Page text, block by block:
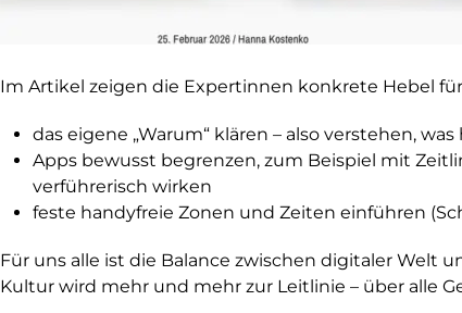
Im Artikel zeigen die Expertinnen konkrete Hebel
das eigene „Warum“ klären – also verstehen,
Apps bewusst begrenzen, zum Beispiel mit
verführerisch wirken
feste handyfreie Zonen und Zeiten einführen
Für uns alle ist die Balance zwischen digitaler Welt
Kultur wird mehr und mehr zur Leitlinie – über alle